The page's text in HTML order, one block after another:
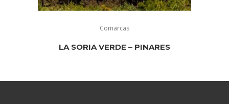
Comarcas
LA SORIA VERDE – PINARES